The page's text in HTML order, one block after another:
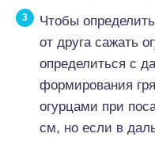
Чтобы
от друга сажать
определиться с
формирования
огурцами при
см, но если в